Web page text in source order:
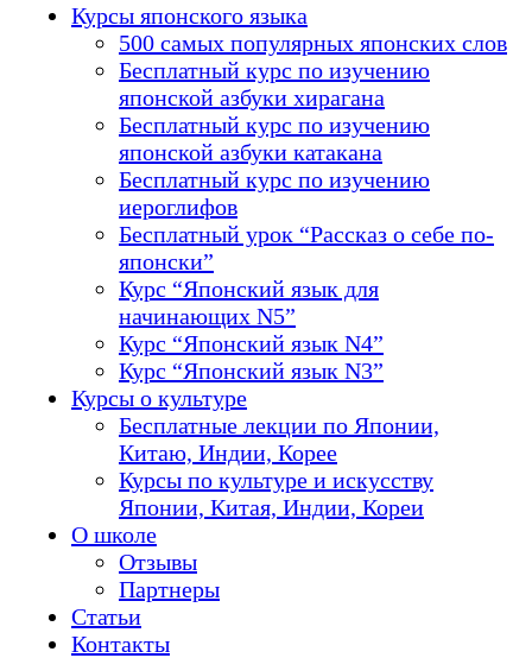
Курсы японского языка
500 самых популярных японских слов
Бесплатный курс по изучению
японской азбуки хирагана
Бесплатный курс по изучению
японской азбуки катакана
Бесплатный курс по изучению
иероглифов
Бесплатный урок “Рассказ о себе по-
японски”
Курс “Японский язык для
начинающих N5”
Курс “Японский язык N4”
Курс “Японский язык N3”
Курсы о культуре
Бесплатные лекции по Японии,
Китаю, Индии, Корее
Курсы по культуре и искусству
Японии, Китая, Индии, Кореи
О школе
Отзывы
Партнеры
Статьи
Контакты